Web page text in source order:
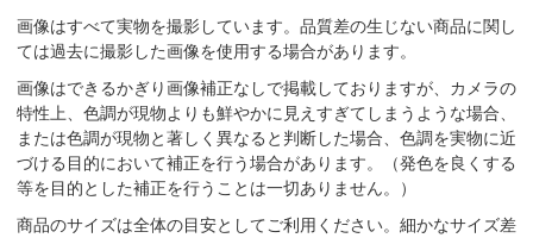
画像はすべて実物を撮影しています。品質差の生じない商品に関し
ては過去に撮影した画像を使用する場合があります。
画像はできるかぎり画像補正なしで掲載しておりますが、カメラの
特性上、色調が現物よりも鮮やかに見えすぎてしまうような場合、
または色調が現物と著しく異なると判断した場合、色調を実物に近
づける目的において補正を行う場合があります。（発色を良くする
等を目的とした補正を行うことは一切ありません。）
商品のサイズは全体の目安としてご利用ください。細かなサイズ差